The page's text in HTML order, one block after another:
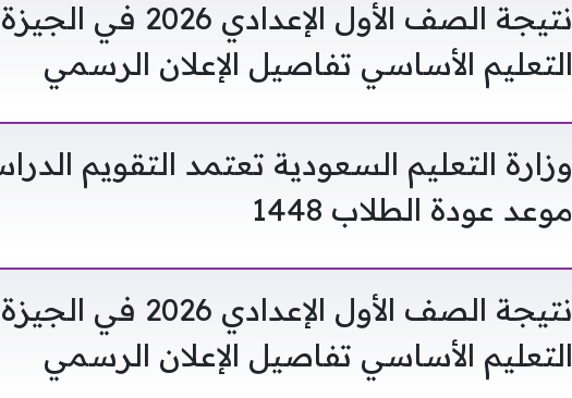
نتيجة الصف الأول
التعليم الأساسي تفاصيل الإعلان الرسمي
وزارة التعليم السعودية تعتمد التقويم
موعد عودة الطلاب 1448
نتيجة الصف الأول
التعليم الأساسي تفاصيل الإعلان الرسمي